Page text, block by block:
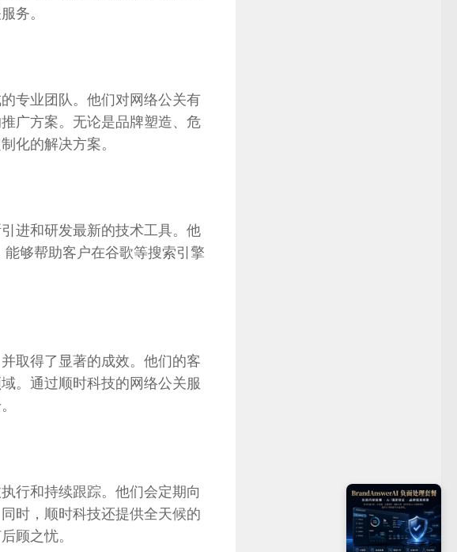
务。
专业团队 。 他们对网络公关有
广方案。 无论是品牌塑造、 危
化的解决方案。
进和研发最新的技术工具。 他
能够帮助客户在谷歌等搜索引擎
并取得了显著的成效。 他们的客
。 通过顺时科技的网络公关服
。
行和持续跟踪。 他们会定期向
同时 ， 顺时科技还提供全天候的
顾之忧。